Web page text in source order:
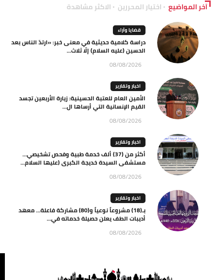
آخر المواضيع اختيار المحررين الاكثر مشاهدة
قضايا وآراء
دراسة كلامية حديثية في معنى خبر: «ارتدّ الناس بعد
الحسين (عليه السلام) إلّا ثلاث...
08/08/2026
اخبار وتقارير
الأمين العام للعتبة الحسينية: زيارة الأربعين تجسد
القيم الإنسانية التي أرساها ال...
08/08/2026
اخبار وتقارير
أكثر من (37) ألف خدمة طبية وفحص تشخيصي…
مستشفى السيدة خديجة الكبرى (عليها السلام...
08/08/2026
اخبار وتقارير
بـ(18) مشروعاً نوعياً و(80) مشاركة فاعلة… معهد
أديبات الطف يعلن حصيلة خدماته في...
08/08/2026